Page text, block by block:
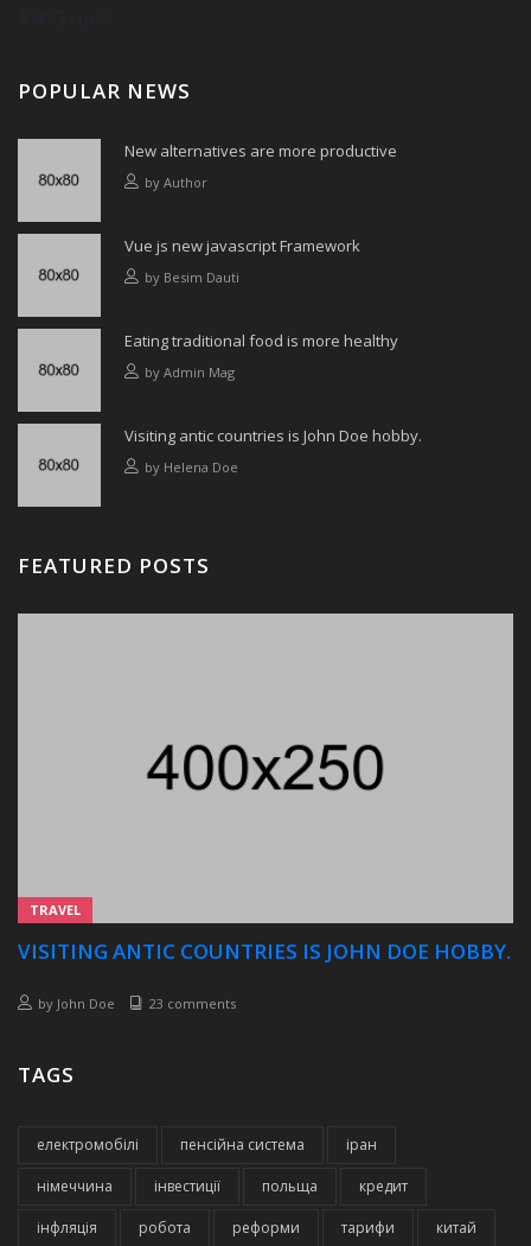
POPULAR NEWS
New alternatives are more productive
by Author
Vue js new javascript Framework
by Besim Dauti
Eating traditional food is more healthy
by Admin Mag
Visiting antic countries is John Doe hobby.
by Helena Doe
FEATURED POSTS
TRAVEL
VISITING ANTIC COUNTRIES IS JOHN DOE HOBBY.
by John Doe 23 comments
TAGS
електромобілі пенсійна система іран
німеччина інвестиції польща кредит
інфляція робота реформи тарифи китай